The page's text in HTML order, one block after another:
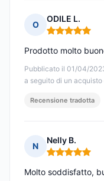
O
ODILE L.
Nota: 5 su 5
Pubblicato il 01/04/
a seguito di un
Prodotto molto
Recensione tradotta
N
Nelly B.
Nota: 5 su 5
Molto soddisfatto,